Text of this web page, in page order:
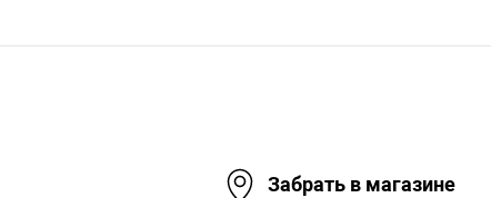
Забрать в магазине